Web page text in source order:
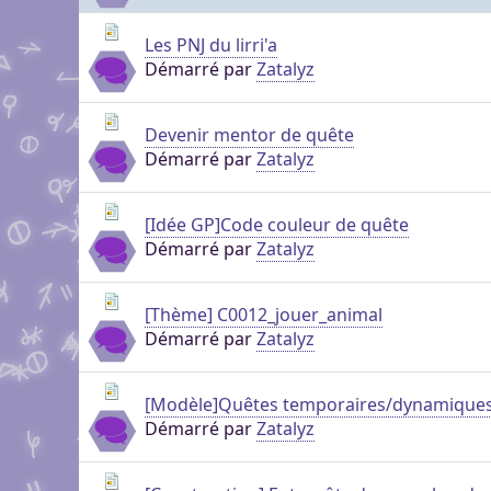
genre pour aider dans
Pour partager des
personne si vous n'êtes
Visioconférence
compte, via le
micro ! /!\ Ce n'est pas
principal d'échange,
XMPP.
Boutiques
Brillez aux couleurs de
visuels ? Vous pouvez
quelques boutiques en
stands.
Nous soutenir
Aider Khaganat
Notre projet vit grâce
nature, en temps ou en
nous puissions aller
Les PNJ du lirri'a
Démarré parZatalyz
Devenir mentor de quête
Démarré parZatalyz
[Idée GP]Code couleur de quête
Démarré parZatalyz
[Thème] C0012_jouer_animal
Démarré parZatalyz
[Modèle]Quêtes temporaires/
Démarré parZatalyz